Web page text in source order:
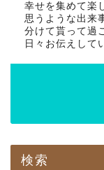
幸せを集めて楽
思うような出来
分けて貰って過
日々お伝えして
検索